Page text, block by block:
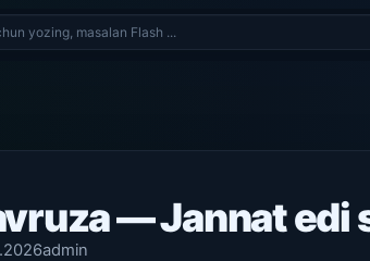
— Jannat edi
admin